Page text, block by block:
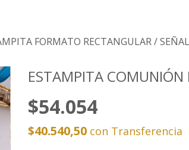
FORMATO RECTANGULAR /
ESTAMPITA
$54.054
$40.540,50 con Transferencia